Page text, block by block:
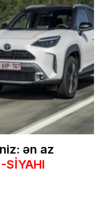
ən az
-SİYAHI